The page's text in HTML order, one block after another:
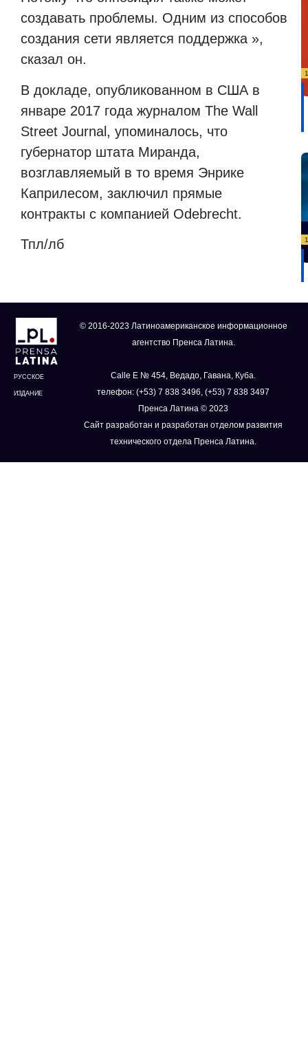
создавать проблемы. Одним из способов
создания сети является поддержка »,
сказал он.
В докладе, опубликованном в США в
январе 2017 года журналом The Wall
Street Journal, упоминалось, что
губернатор штата Миранда,
возглавляемый в то время Энрике
Каприлесом, заключил прямые
контракты с компанией Odebrecht.
Тпл/лб
РУССКОЕ
ИЗДАНИЕ
© 2016-2023 Латиноамериканское информационное
агентство Пренса Латина.
Calle E № 454, Ведадо, Гавана, Куба.
телефон: (+53) 7 838 3496, (+53) 7 838 3497
Пренса Латина © 2023
Сайт разработан и разработан отделом развития
технического отдела Пренса Латина.